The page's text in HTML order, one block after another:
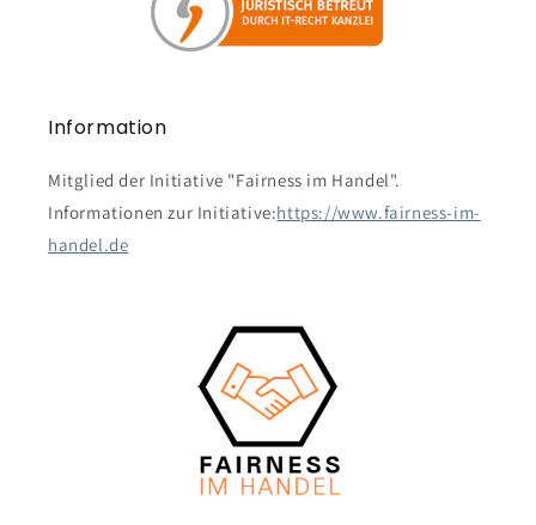
Information
Mitglied der Initiative "Fairness im Handel".
Informationen zur Initiative:https://www.fairness-im-
handel.de